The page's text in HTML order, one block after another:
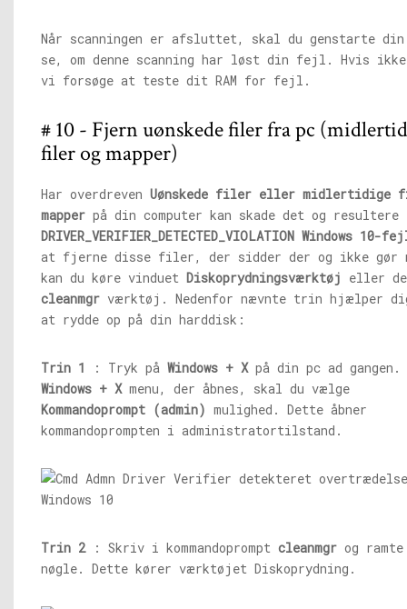
Når scanningen er afsluttet, skal du genstarte din
se, om denne scanning har løst din fejl. Hvis
vi forsøge at teste dit RAM for fejl.
# 10 - Fjern uønskede filer fra pc
filer og mapper)
Har overdreven Uønskede filer eller midlertidige
mapper på din computer kan skade det og
DRIVER_VERIFIER_DETECTED_VIOLATION Windows 10-
at fjerne disse filer, der sidder der og ikke gør
kan du køre vinduet Diskoprydningsværktøj eller
cleanmgr værktøj. Nedenfor nævnte trin hjælper
at rydde op på din harddisk:
Trin 1 : Tryk på Windows + Xpå din pc ad gangen.
Windows + Xmenu, der åbnes, skal du vælge
Kommandoprompt (admin) mulighed. Dette åbner
kommandoprompten i administratortilstand.
Trin 2: Skriv i kommandoprompt cleanmgr og
nøgle. Dette kører værktøjet Diskoprydning.